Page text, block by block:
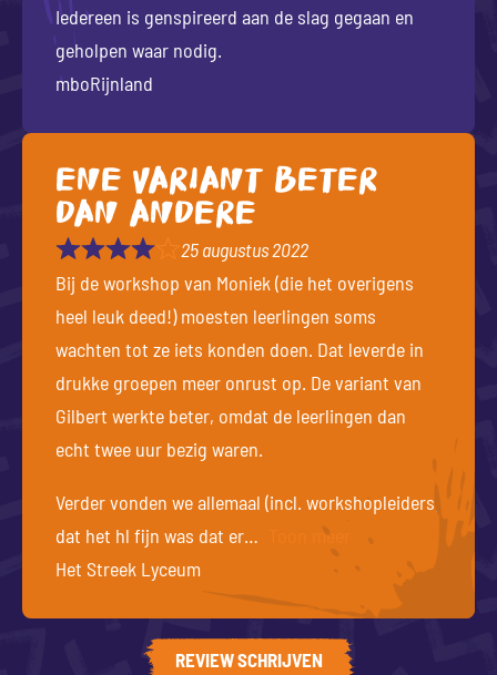
Iedereen is genspireerd aan de slag gegaan en
geholpen waar nodig.
mboRijnland
Ene variant beter
dan andere
25 augustus 2022
Bij de workshop van Moniek (die het overigens
heel leuk deed!) moesten leerlingen soms
wachten tot ze iets konden doen. Dat leverde in
drukke groepen meer onrust op. De variant van
Gilbert werkte beter, omdat de leerlingen dan
echt twee uur bezig waren.
Verder vonden we allemaal (incl. workshopleiders)
dat het hl fijn was dat er
Toon meer
Het Streek Lyceum
REVIEW SCHRIJVEN